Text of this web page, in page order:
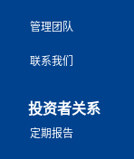
管理团队
联系我们
投资者关系
定期报告